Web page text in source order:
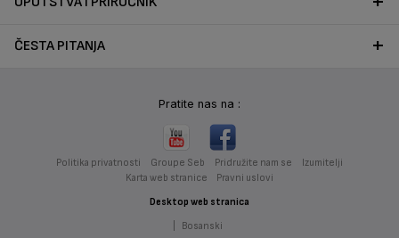
ČESTA PITANJA
Pratite nas na :
Politika privatnosti Groupe Seb Pridružite nam se
Izumitelji
Karta web stranice
Pravni uslovi
Desktop web stranica
Bosanski